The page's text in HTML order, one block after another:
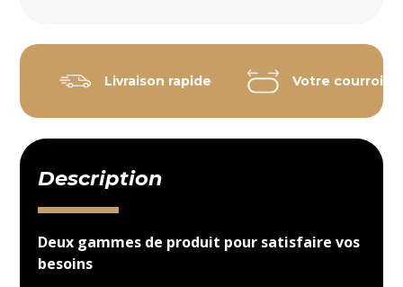
Livraison rapide Votre courroie
Description
Deux gammes de produit pour satisfaire vos
besoins